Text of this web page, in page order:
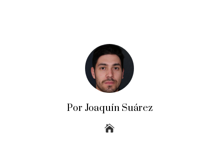
Por Joaquín Suárez